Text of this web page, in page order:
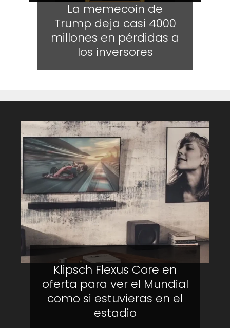
La memecoin de
Trump deja casi 4000
millones en pérdidas a
los inversores
Klipsch Flexus Core en
oferta para ver el Mundial
como si estuvieras en el
estadio